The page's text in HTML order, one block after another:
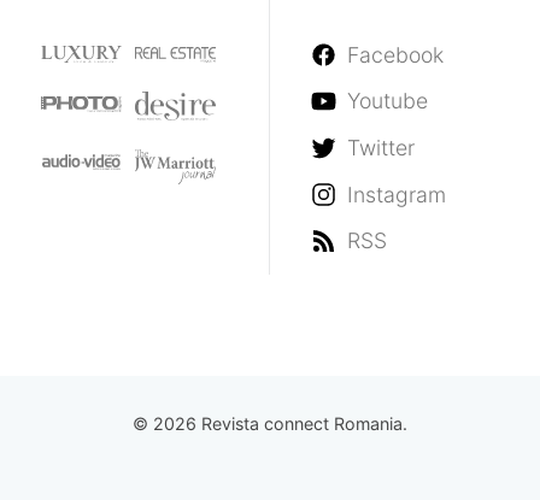
Facebook
Youtube
Twitter
Instagram
RSS
© 2026 Revista connect Romania.